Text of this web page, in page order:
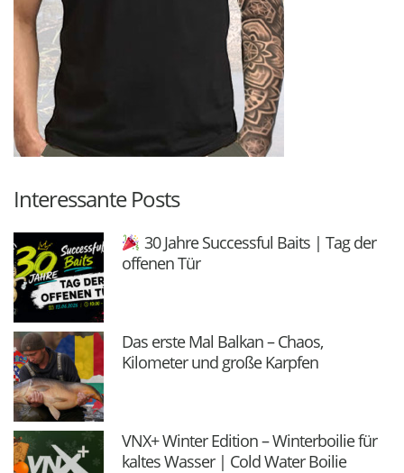
Interessante Posts
30 Jahre Successful Baits | Tag der
offenen Tür
Das erste Mal Balkan – Chaos,
Kilometer und große Karpfen
VNX+ Winter Edition – Winterboilie für
kaltes Wasser | Cold Water Boilie